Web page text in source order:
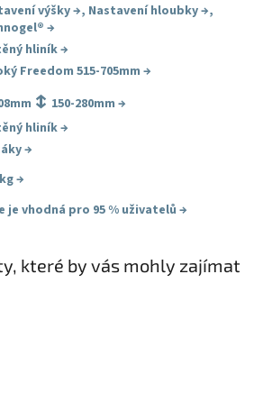
výšky→, Nastavení hloubky→,
→
hliník→
Freedom 515-705mm →
↕ 150-280mm →
hliník→
→
→
je vhodná pro 95 % uživatelů →
které by vás mohly zajímat